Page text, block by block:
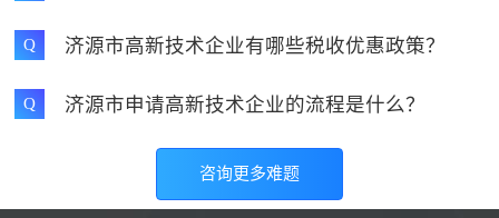
Q 济源市高新技术企业有哪些税收优惠政策？
Q 济源市申请高新技术企业的流程是什么？
咨询更多难题